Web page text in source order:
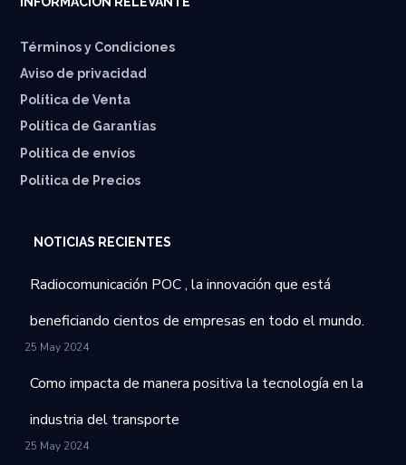
Términos y Condiciones
Aviso de privacidad
Política de Venta
Política de Garantías
⁠Política de envíos
Política de Precios
NOTICIAS RECIENTES
Radiocomunicación POC , la innovación que está
beneficiando cientos de empresas en todo el mundo.
25 May 2024
Como impacta de manera positiva la tecnología en la
industria del transporte
25 May 2024